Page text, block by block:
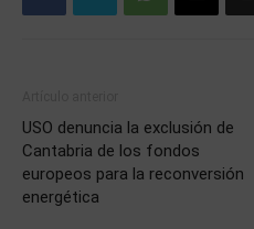
USO denuncia la exclusión de
Cantabria de los fondos
europeos para la reconversión
energética